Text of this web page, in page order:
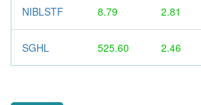
NIBLSTF 8.79 2.81
SGHL 525.60 2.46